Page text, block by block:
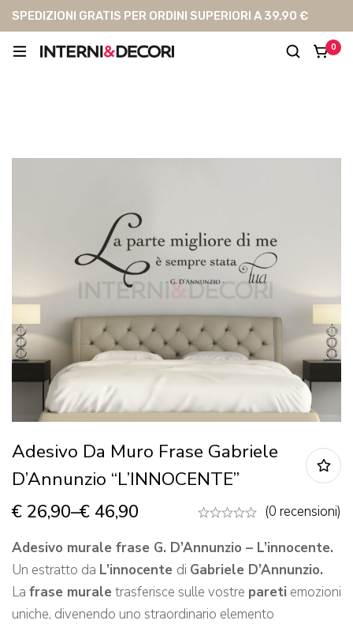
SPEDIZIONI GRATIS PER ORDINI SUPERIORI A 39,90 €
0
Adesivo Da Muro Frase Gabriele
D’Annunzio “L’INNOCENTE”
€ 26,90–€ 46,90
(0 recensioni)
Adesivo murale frase G. D’Annunzio – L’innocente.
Un estratto da L’innocente di Gabriele D’Annunzio.
La frase murale trasferisce sulle vostre pareti emozioni
uniche, divenendo uno straordinario elemento